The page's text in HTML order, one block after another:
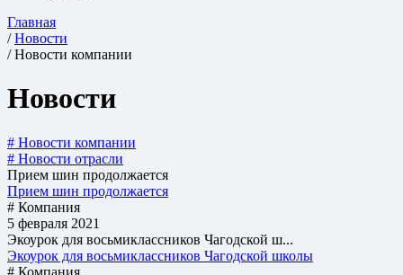
Главная
/Новости
/ Новости компании
Новости
# Новости компании
# Новости отрасли
Прием шин продолжается
Прием шин продолжается
# Компания
5 февраля 2021
Экоурок для восьмиклассников Чагодской ш...
Экоурок для восьмиклассников Чагодской школы
# Компания